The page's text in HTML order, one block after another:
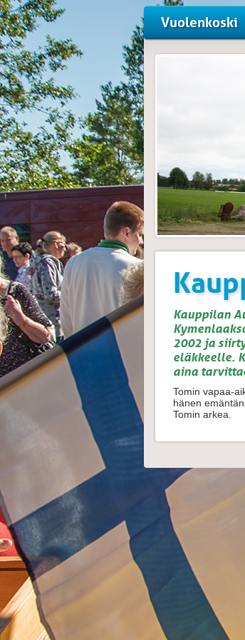
Vuolenkoski
Kauppilan
2002 ja
eläkkeelle.
aina
Tomin vapaa-
hänen
Tomin arkea.